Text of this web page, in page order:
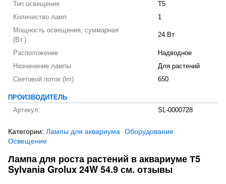
Тип освещения
T5
Количество ламп
1
Мощность освещения, суммарная
(Вт.)
24 Вт
Расположение
Надводное
Назначение лампы
Для растений
Световой поток (lm)
650
ПРОИЗВОДИТЕЛЬ
Артикул:
SL-0000728
Категории: Лампы для аквариума Оборудование
Освещение
Лампа для роста растений в аквариуме Т5
Sylvania Grolux 24W 54.9 см. отзывы